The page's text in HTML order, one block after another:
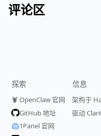
评论区
探索
🦞 OpenClaw 官网
GitHub 地址
1Panel 官网
信息
架构于
驱动